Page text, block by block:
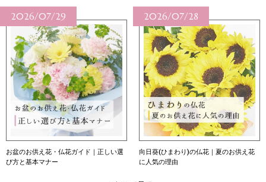
2026/07/28
向日葵(ひまわり)の仏花｜夏のお供え花
に人気の理由
2026/07/27
向日葵（ひまわり）の花言葉｜本数別
意味・育て方・贈り方